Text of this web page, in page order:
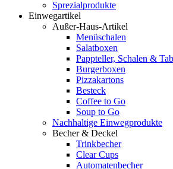
Sprezialprodukte
Einwegartikel
Außer-Haus-Artikel
Menüschalen
Salatboxen
Pappteller, Schalen &
Burgerboxen
Pizzakartons
Besteck
Coffee to Go
Soup to Go
Nachhaltige Einwegprodukte
Becher & Deckel
Trinkbecher
Clear Cups
Automatenbecher